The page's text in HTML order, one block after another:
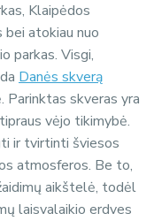
Klaipėdos
atokiau nuo
parkas. Visgi,
Danės skverą
Parinktas skveras yra
vėjo tikimybė.
ir tvirtinti šviesos
atmosferos. Be to,
aikštelė, todėl
laisvalaikio erdves